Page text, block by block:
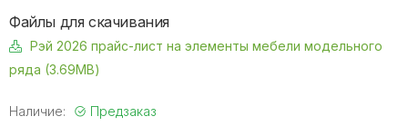
Файлы для скачивания
Рэй 2026 прайс-лист на элементы мебели модельного
ряда (3.69MB)
Наличие: Предзаказ